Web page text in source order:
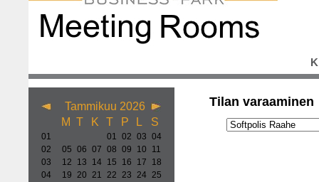
Tammikuu 2026
M T K T P L S
01 01 02 03 04
02
05 06 07 08 09 10
11
03
12 13 14 15 16 17
18
04
19 20 21 22 23 24 25
Tilan varaaminen